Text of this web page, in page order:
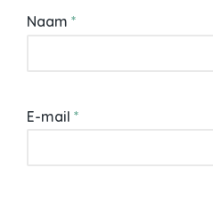
Naam *
E-mail *